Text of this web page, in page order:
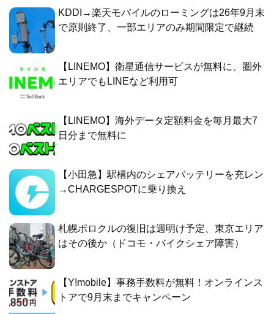
KDDI→楽天モバイルのローミングは26年9月末
で原則終了、一部エリアのみ期間限定で継続
【LINEMO】衛星通信サービスが無料に、圏外
エリアでもLINEなど利用可
【LINEMO】海外データ定額料金を毎月最大7
日分まで無料に
【小田急】駅構内のシェアバッテリーを充レン
→CHARGESPOTに乗り換え
札幌ポロクルの復旧は週明け予定、東京エリア
はその後か（ドコモ・バイクシェア障害）
【Y!mobile】事務手数料が無料！オンラインス
トアで9月末までキャンペーン